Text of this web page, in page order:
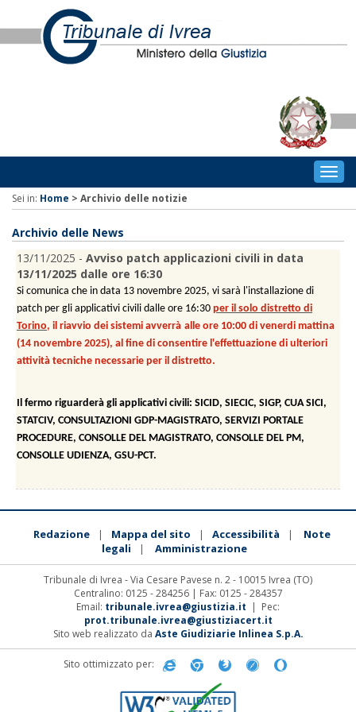
Sei in: Home > Archivio delle notizie
Archivio delle News
13/11/2025 - Avviso patch applicazioni civili in data
13/11/2025 dalle ore 16:30
Si comunica che in data 13 novembre 2025, vi sarà l'installazione di
patch per gli applicativi civili dalle ore 16:30 per il solo distretto di
Torino, il riavvio dei sistemi avverrà alle ore 10:00 di venerdi mattina
(14 novembre 2025), al fine di consentire l'effettuazione di ulteriori
attività tecniche necessarie per il distretto.
Il fermo riguarderà gli applicativi civili: SICID, SIECIC, SIGP, CUA SICI,
STATCIV, CONSULTAZIONI GDP-MAGISTRATO, SERVIZI PORTALE
PROCEDURE, CONSOLLE DEL MAGISTRATO, CONSOLLE DEL PM,
CONSOLLE UDIENZA, GSU-PCT.
Redazione | Mappa del sito | Accessibilità |
Note
legali
| Amministrazione
Tribunale di Ivrea - Via Cesare Pavese n. 2 - 10015 Ivrea (TO)
Centralino: 0125 - 284256 | Fax: 0125 - 284357
Email: tribunale.ivrea@giustizia.it | Pec:
prot.tribunale.ivrea@giustiziacert.it
Sito web realizzato da Aste Giudiziarie Inlinea S.p.A.
Sito ottimizzato per: